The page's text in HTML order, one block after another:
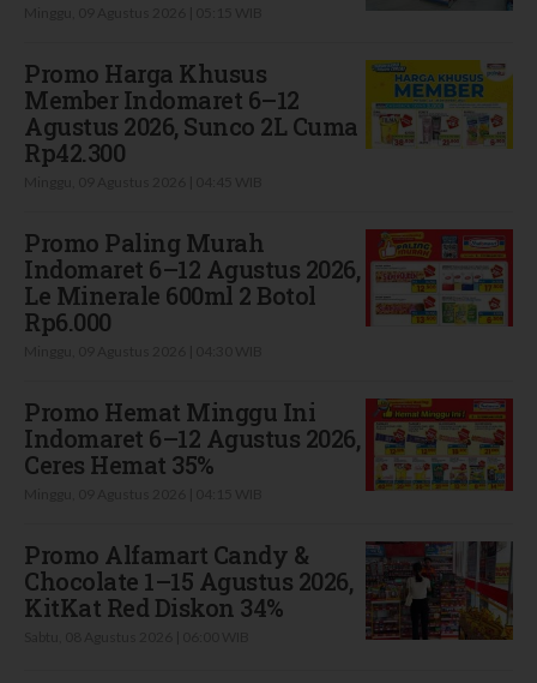
Promo Harga Khusus
Member Indomaret 6–12
Agustus 2026, Sunco 2L Cuma
Rp42.300
Promo Paling Murah
Indomaret 6–12 Agustus 2026,
Le Minerale 600ml 2 Botol
Rp6.000
Promo Hemat Minggu Ini
Indomaret 6–12 Agustus 2026,
Ceres Hemat 35%
Promo Alfamart Candy &
Chocolate 1–15 Agustus 2026,
KitKat Red Diskon 34%